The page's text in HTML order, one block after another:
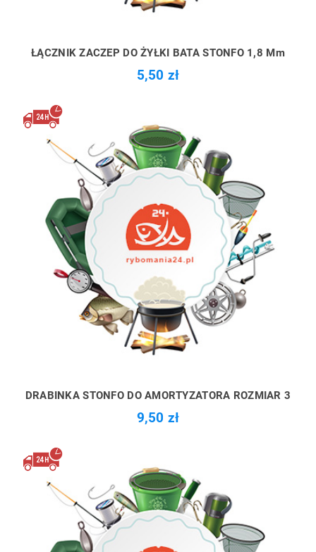
ŁĄCZNIK ZACZEP DO ŻYŁKI BATA STONFO 1,8 Mm
5,50 zł
DRABINKA STONFO DO AMORTYZATORA ROZMIAR 3
9,50 zł